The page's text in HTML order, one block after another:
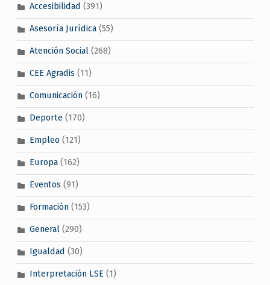
Accesibilidad (391)
Asesoría Jurídica(55)
Atención Social(268)
CEE Agradis (11)
Comunicación(16)
Deporte(170)
Empleo (121)
Europa(162)
Eventos (91)
Formación(153)
General(290)
Igualdad (30)
Interpretación LSE(1)